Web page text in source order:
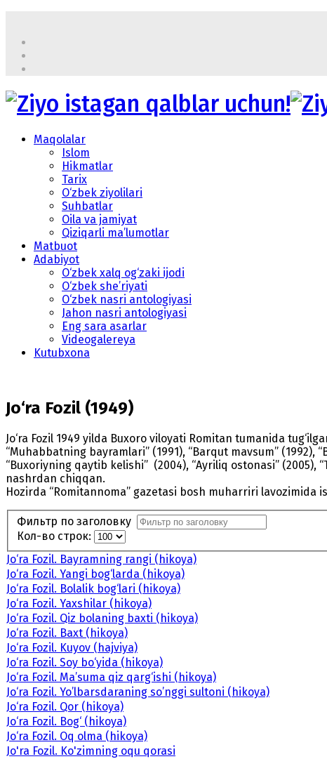
Maqolalar
Islom
Hikmatlar
Tarix
O‘zbek ziyolilari
Suhbatlar
Oila va jamiyat
Qiziqarli ma’lumotlar
Matbuot
Adabiyot
O‘zbek xalq og‘zaki ijodi
O‘zbek she’riyati
O‘zbek nasri antologiyasi
Jahon nasri antologiyasi
Eng sara asarlar
Videogalereya
Kutubxona
Jo‘ra Fozil (1949)
Jo‘ra Fozil 1949 yilda Buxoro viloyati Romitan tumanida
“Muhabbatning bayramlari” (1991), “Barqut mavsum” (1992),
“Buxoriyning qaytib kelishi” (2004), “Ayriliq ostonasi”
nashrdan chiqqan.
Hozirda “Romitannoma” gazetasi bosh muharriri lavozimida
Фильтр по заголовку
Кол-во строк:
Jo‘ra Fozil. Bayramning rangi (hikoya)
Jo‘ra Fozil. Yangi bog‘larda (hikoya)
Jo‘ra Fozil. Bolalik bog‘lari (hikoya)
Jo‘ra Fozil. Yaxshilar (hikoya)
Jo‘ra Fozil. Qiz bolaning baxti (hikoya)
Jo‘ra Fozil. Baxt (hikoya)
Jo‘ra Fozil. Kuyov (hajviya)
Jo‘ra Fozil. Soy bo‘yida (hikoya)
Jo‘ra Fozil. Ma’suma qiz qarg‘ishi (hikoya)
Jo‘ra Fozil. Yo’lbarsdaraning so’nggi sultoni (hikoya)
Jo‘ra Fozil. Qor (hikoya)
Jo‘ra Fozil. Bog‘ (hikoya)
Jo‘ra Fozil. Oq olma (hikoya)
Jo'ra Fozil. Ko'zimning oqu qorasi